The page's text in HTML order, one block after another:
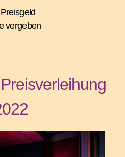
vergeben